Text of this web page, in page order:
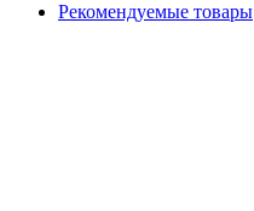
Рекомендуемые товары